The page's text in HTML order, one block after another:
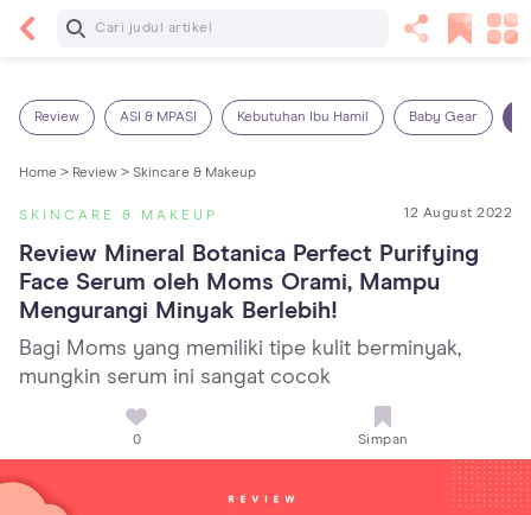
Baca Selanjutnya
Review ASI & MPASI Kebutuhan Ibu Hamil Baby Gear
Home > Review > Skincare & Makeup
SKINCARE & MAKEUP 12 August 2022
Review Mineral Botanica Perfect Purifying
Face Serum oleh Moms Orami, Mampu
Mengurangi Minyak Berlebih!
Bagi Moms yang memiliki tipe kulit berminyak,
mungkin serum ini sangat cocok
0 Simpan